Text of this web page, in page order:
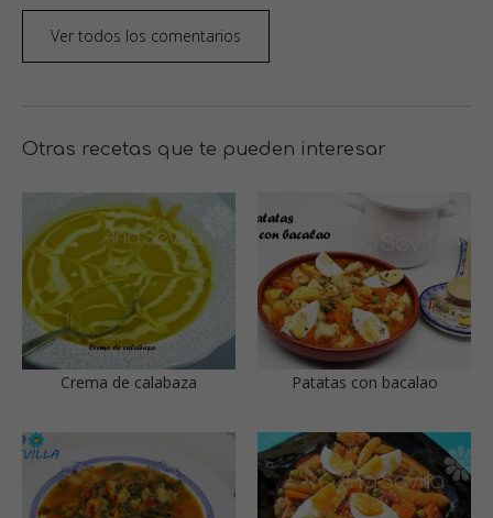
Ver todos los comentarios
Otras recetas que te pueden interesar
Crema de calabaza Patatas con bacalao